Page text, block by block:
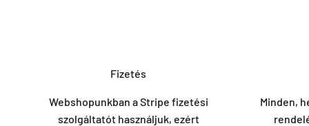
Fizetés
Webshopunkban a Stripe fizetési
szolgáltatót használjuk, ezért
Minden,